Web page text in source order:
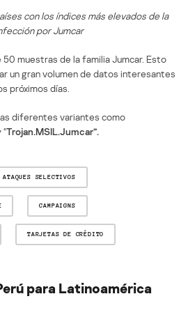
con los índices más elevados de la
por Jumcar
50 muestras de la familia Jumcar. Esto
un gran volumen de datos interesantes
próximos días.
diferentes variantes como
“Trojan.MSIL.Jumcar”.
ATAQUES SELECTIVOS
CAMPAIGNS
TARJETAS DE CRÉDITO
para Latinoamérica